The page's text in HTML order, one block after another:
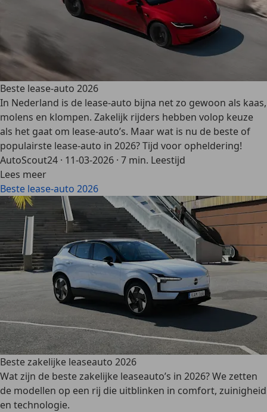
Beste lease-auto 2026
In Nederland is de lease-auto bijna net zo gewoon als kaas,
molens en klompen. Zakelijk rijders hebben volop keuze
als het gaat om lease-auto’s. Maar wat is nu de beste of
populairste lease-auto in 2026? Tijd voor opheldering!
AutoScout24 · 11-03-2026 · 7 min. Leestijd
Lees meer
Beste lease-auto 2026
Beste zakelijke leaseauto 2026
Wat zijn de beste zakelijke leaseauto’s in 2026? We zetten
de modellen op een rij die uitblinken in comfort, zuinigheid
en technologie.